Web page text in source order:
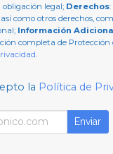
obligación legal; Derechos:
como otros derechos,
Información
completa de Protección
la Política de
Enviar